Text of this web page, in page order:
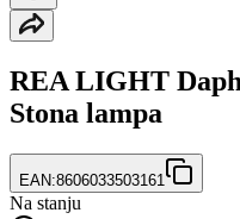
REA LIGHT
Stona lampa
EAN:8606033503161
Na stanju